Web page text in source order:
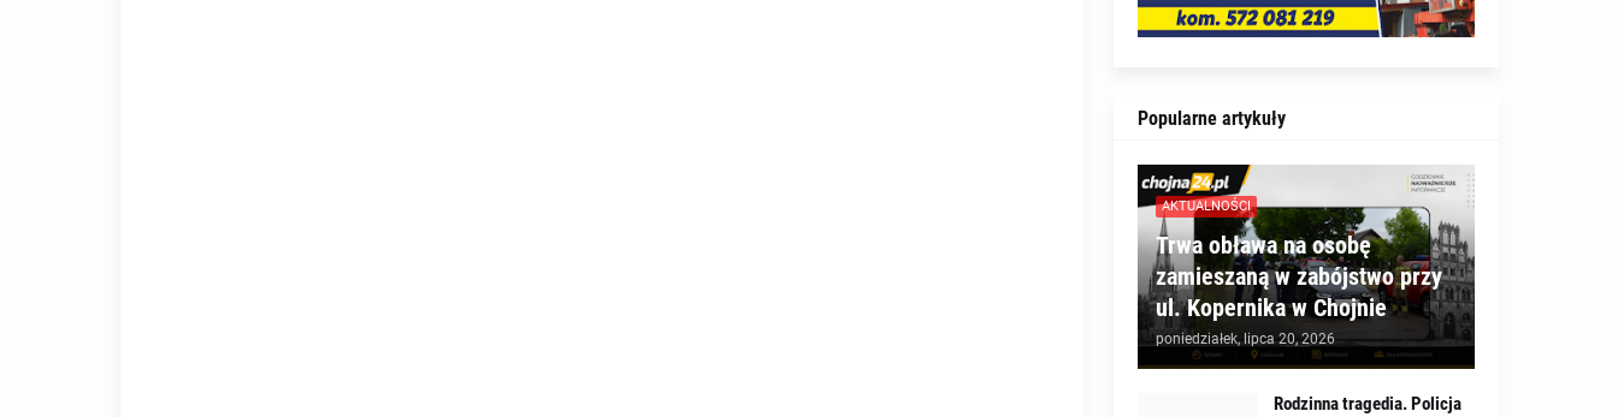
Popularne artykuły
AKTUALNOŚCI
Trwa obława na osobę
zamieszaną w zabójstwo przy
ul. Kopernika w Chojnie
poniedziałek, lipca 20, 2026
Rodzinna tragedia. Policja